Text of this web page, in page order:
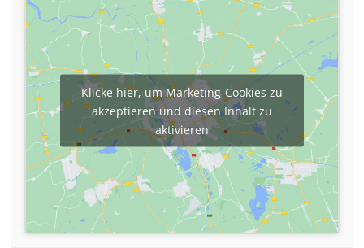
Klicke hier, um Marketing-Cookies zu
akzeptieren und diesen Inhalt zu
aktivieren